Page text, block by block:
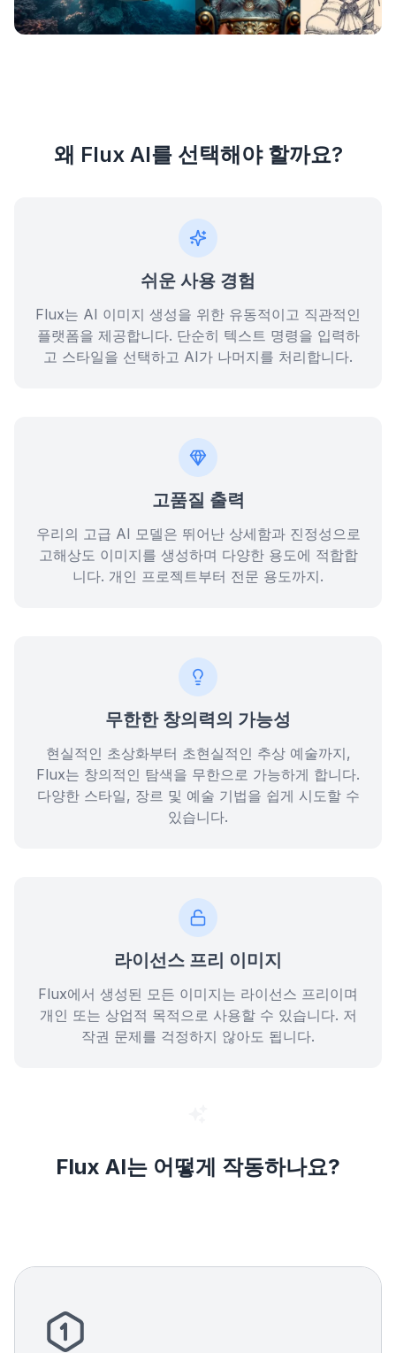
왜 Flux AI를 선택해야 할까요?
쉬운 사용 경험
Flux는 AI 이미지 생성을 위한 유동적이고 직관적인
플랫폼을 제공합니다. 단순히 텍스트 명령을 입력하
고 스타일을 선택하고 AI가 나머지를 처리합니다.
고품질 출력
우리의 고급 AI 모델은 뛰어난 상세함과 진정성으로
고해상도 이미지를 생성하며 다양한 용도에 적합합
니다. 개인 프로젝트부터 전문 용도까지.
무한한 창의력의 가능성
현실적인 초상화부터 초현실적인 추상 예술까지,
Flux는 창의적인 탐색을 무한으로 가능하게 합니다.
다양한 스타일, 장르 및 예술 기법을 쉽게 시도할 수
있습니다.
라이선스 프리 이미지
Flux에서 생성된 모든 이미지는 라이선스 프리이며
개인 또는 상업적 목적으로 사용할 수 있습니다. 저
작권 문제를 걱정하지 않아도 됩니다.
Flux AI는 어떻게 작동하나요?